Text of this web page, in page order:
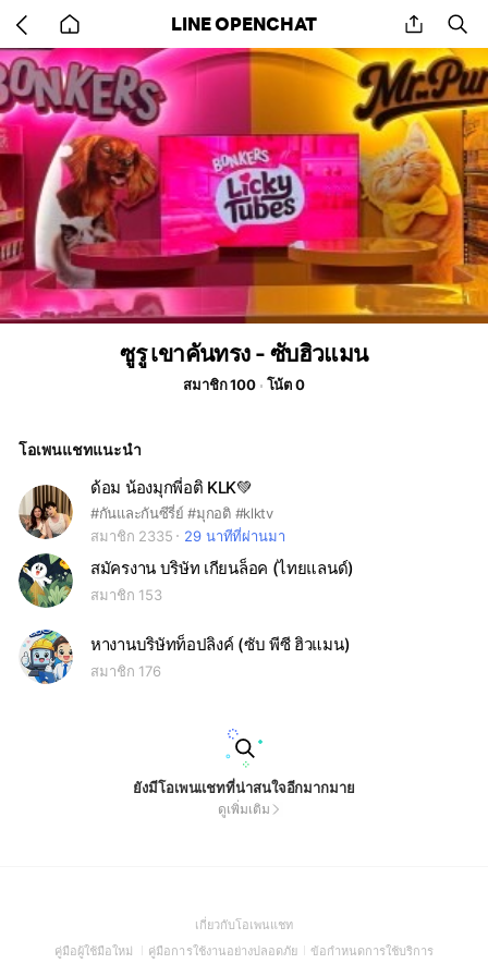
back
to
home
LINE OPENCHAT share
ซูรู เขาคันทรง - ซับฮิวแมน
สมาชิก 100 โน้ต 0
โอเพนแชทแนะนำ
ด้อม น้องมุกพี่อติ KLK💚
#กันและกันซีรี่ย์ #มุกอติ #klktv
สมาชิก 2335
29 นาทีที่ผ่านมา
สมัครงาน บริษัท เกียนล็อค (ไทยแลนด์)
สมาชิก 153
หางานบริษัทท็อปลิงค์ (ซับ พีซี ฮิวแมน)
สมาชิก 176
ยังมีโอเพนแชทที่น่าสนใจอีกมากมาย
ดูเพิ่มเติม
เกี่ยวกับโอเพนแชท(Open
in
คู่มือผู้ใช้มือใหม่
(Open
คู่มือการใช้งานอย่างปลอดภัย(Open
ข้อกำหนดการใช้บริการ(Open